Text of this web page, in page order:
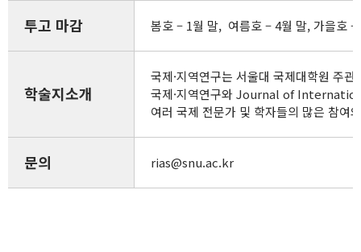
투고 마감 봄호 – 1월 말, 여름호 – 4월 말, 가을호
학술지소개
국제·지역연구는 서울대 국제대학원 주
국제·지역연구와 Journal of
여러 국제 전문가 및 학자들의 많은 참여
문의 rias@snu.ac.kr